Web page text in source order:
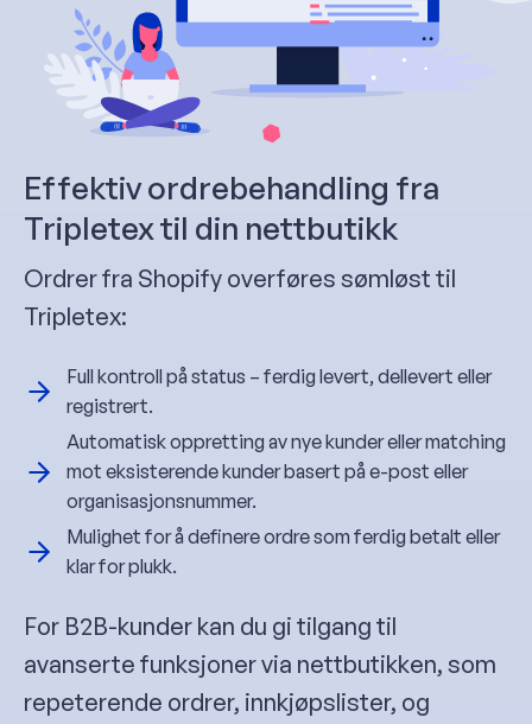
Effektiv ordrebehandling fra
Tripletex til din nettbutikk
Ordrer fra Shopify overføres sømløst til
Tripletex:
Full kontroll på status – ferdig levert, dellevert eller
registrert.
Automatisk oppretting av nye kunder eller matching
mot eksisterende kunder basert på e-post eller
organisasjonsnummer.
Mulighet for å definere ordre som ferdig betalt eller
klar for plukk.
For B2B-kunder kan du gi tilgang til
avanserte funksjoner via nettbutikken, som
repeterende ordrer, innkjøpslister, og